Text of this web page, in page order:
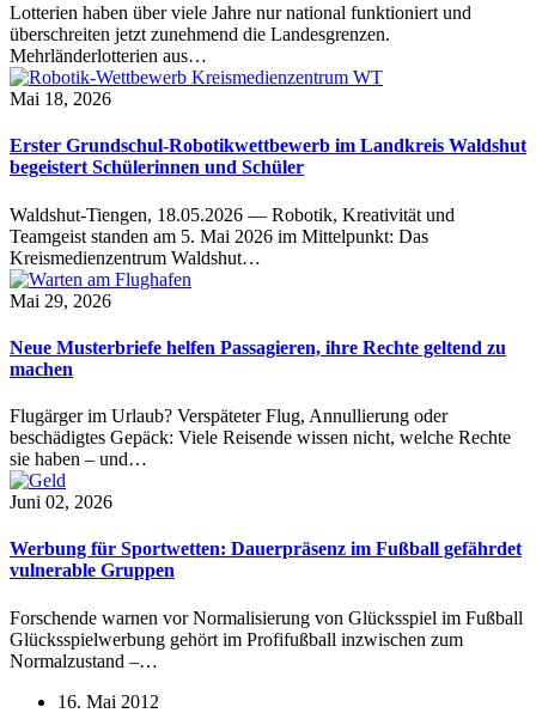
Lotterien haben über viele Jahre nur national funktioniert und
überschreiten jetzt zunehmend die Landesgrenzen.
Mehrländerlotterien aus…
Mai 18, 2026
Erster Grundschul-Robotikwettbewerb im Landkreis Waldshut
begeistert Schülerinnen und Schüler
Waldshut-Tiengen, 18.05.2026 — Robotik, Kreativität und
Teamgeist standen am 5. Mai 2026 im Mittelpunkt: Das
Kreismedienzentrum Waldshut…
Mai 29, 2026
Neue Musterbriefe helfen Passagieren, ihre Rechte geltend zu
machen
Flugärger im Urlaub? Verspäteter Flug, Annullierung oder
beschädigtes Gepäck: Viele Reisende wissen nicht, welche Rechte
sie haben – und…
Juni 02, 2026
Werbung für Sportwetten: Dauerpräsenz im Fußball gefährdet
vulnerable Gruppen
Forschende warnen vor Normalisierung von Glücksspiel im Fußball
Glücksspielwerbung gehört im Profifußball inzwischen zum
Normalzustand –…
16. Mai 2012